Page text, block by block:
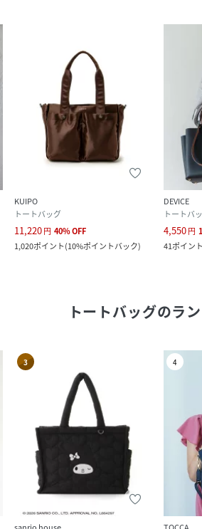
KUIPO
トートバッグ
11,220円 40%OFF
1,020ポイント(10%ポイントバック)
DEVICE
トートバ
4,550円
41ポイント
トートバッグのラ
3 4